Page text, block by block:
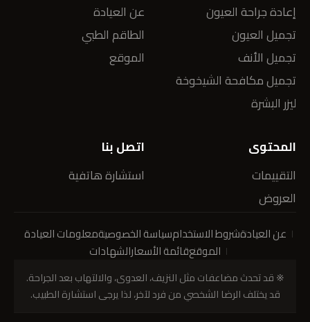
إعادة جراحة العيون
تجميل العيون
تجميل الأنف
تجميل مكافحة الشيخوخة
ليزر البشرة
عن العيادة
الطاقم الطبي
الموقع
المحتوى
التقييمات
العروض
اتصل بنا
استشارة هاتفية
عن العيادةشروط الاستخدامسياسة الخصوصيةمعلومات العيادة
الموقعقائمة الأسعارالشهادات
※ قد تحدث مضاعفات مثل النزيف، العدوى، والالتهاب بعد الجراحة.
قد يختلف الرضا الشخصي من فرد لآخر، لذا يرجى استشارة الطبيب.